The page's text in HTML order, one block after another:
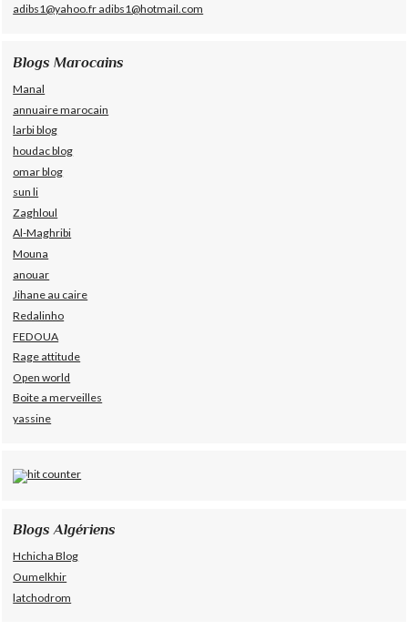
adibs1@yahoo.fr adibs1@hotmail.com
Blogs Marocains
Manal
annuaire marocain
larbi blog
houdac blog
omar blog
sun li
Zaghloul
Al-Maghribi
Mouna
anouar
Jihane au caire
Redalinho
FEDOUA
Rage attitude
Open world
Boite a merveilles
yassine
Blogs Algériens
Hchicha Blog
Oumelkhir
latchodrom